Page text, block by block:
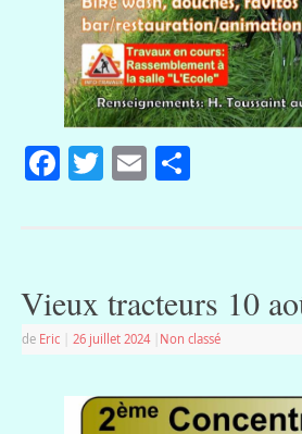
Facebook
Twitter
Email
Vieux tracteurs 10
de Eric 26 juillet 2024 Non classé